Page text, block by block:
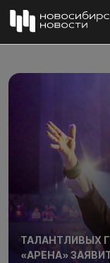
ТАЛАНТЛИВЫХ
«АРЕНА»